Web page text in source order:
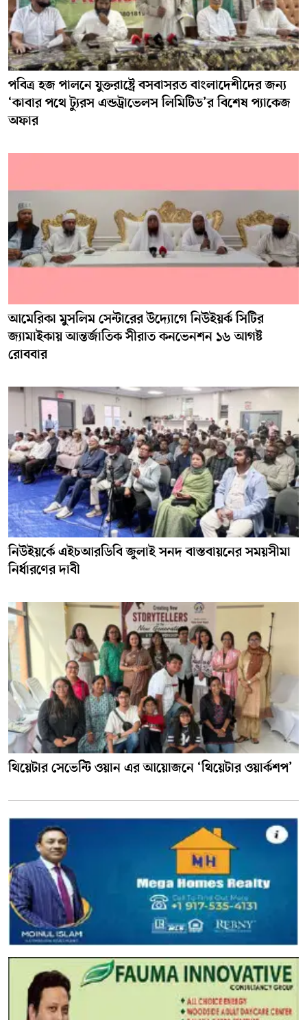
পবিত্র হজ পালনে যুক্তরাষ্ট্রে বসবাসরত বাংলাদেশীদের জন্য
‘কাবার পথে ট্যুরস এন্ডট্রাভেলস লিমিটিড’র বিশেষ প্যাকেজ
অফার
আমেরিকা মুসলিম সেন্টারের উদ্যোগে নিউইয়র্ক সিটির
জ্যামাইকায় আন্তর্জাতিক সীরাত কনভেনশন ১৬ আগষ্ট
রোববার
নিউইয়র্কে এইচআরডিবি জুলাই সনদ বাস্তবায়নের সময়সীমা
নির্ধারণের দাবী
থিয়েটার সেভেন্টি ওয়ান এর আয়োজনে ‘থিয়েটার ওয়ার্কশপ’